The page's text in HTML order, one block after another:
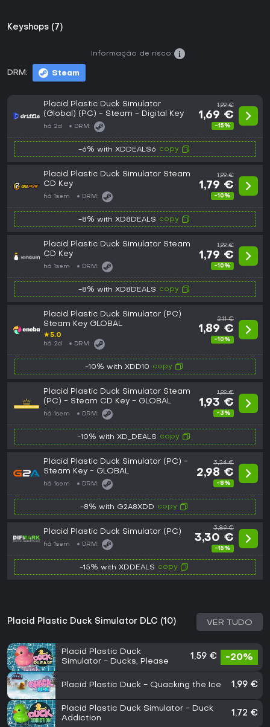
Keyshops (7)
DRM: Steam
Informação de risco:
Placid Plastic Duck Simulator
(Global) (PC) - Steam - Digital Key
há 2d DRM:
1,99 €
1,69 €
-15%
-6% with XDDEALS6 copy
Placid Plastic Duck Simulator Steam
CD Key
há 1sem DRM:
1,99 €
1,79 €
-10%
-8% with XD8DEALS copy
Placid Plastic Duck Simulator Steam
CD Key
há 1sem DRM:
1,99 €
1,79 €
-10%
-8% with XD8DEALS copy
Placid Plastic Duck Simulator (PC)
Steam Key GLOBAL
★5.0
há 2d DRM:
2,11 €
1,89 €
-10%
-10% with XDD10 copy
Placid Plastic Duck Simulator Steam
(PC) - Steam CD Key - GLOBAL
há 1sem DRM:
1,99 €
1,93 €
-3%
-10% with XD_DEALS copy
Placid Plastic Duck Simulator (PC) -
Steam Key - GLOBAL
há 1sem DRM:
3,24 €
2,98 €
-8%
-8% with G2A8XDD copy
Placid Plastic Duck Simulator (PC)
há 1sem DRM:
3,89 €
3,30 €
-15%
-15% with XDDEALS copy
Placid Plastic Duck Simulator DLC (10) VER TUDO
Placid Plastic Duck
Simulator - Ducks, Please
1,59 € -20%
Placid Plastic Duck - Quacking the Ice 1,99 €
Placid Plastic Duck Simulator - Duck
Addiction
1,72 €